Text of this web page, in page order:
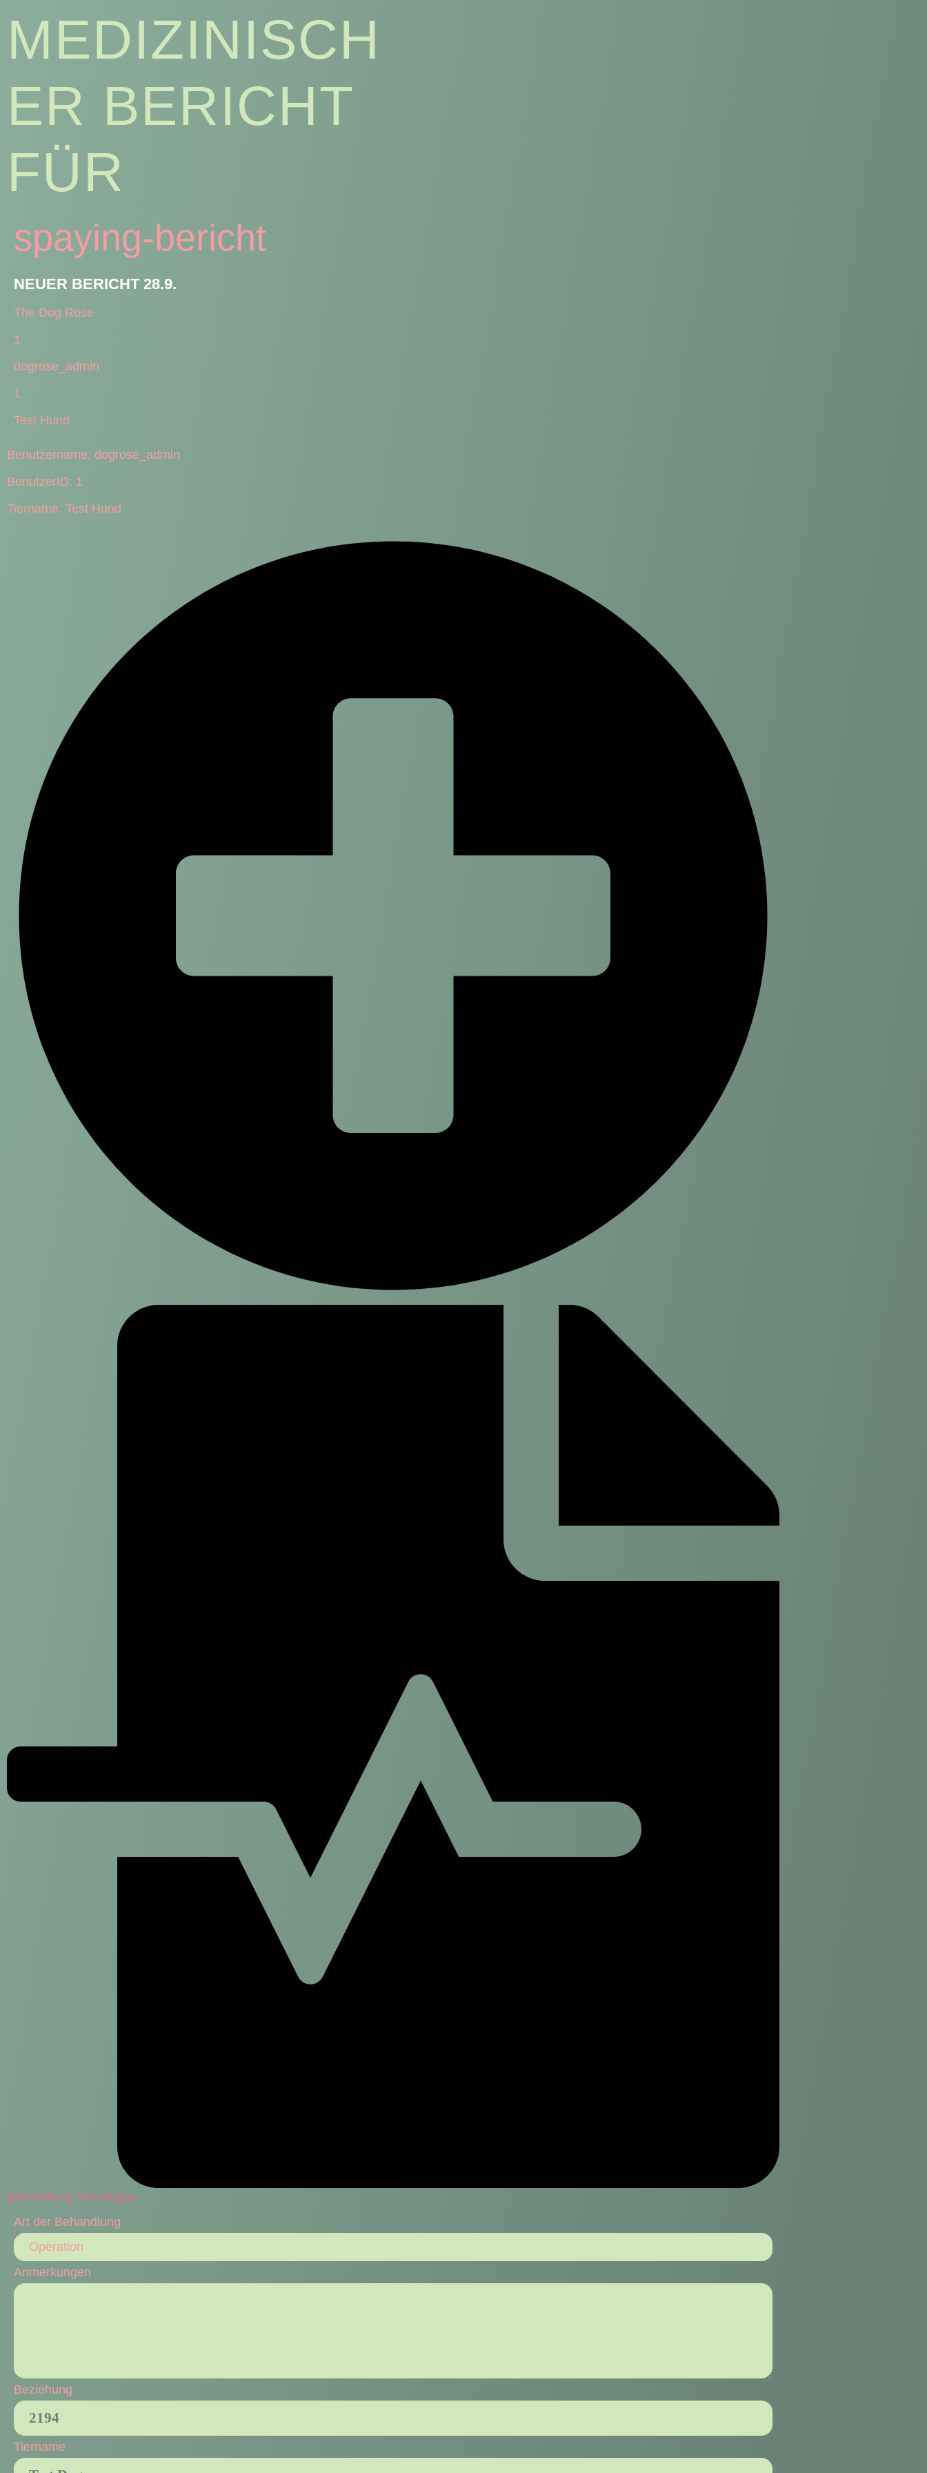
MEDIZINISCH
ER BERICHT
FÜR
spaying-bericht
NEUER BERICHT 28.9.
The Dog Rose
1
dogrose_admin
1
Test Hund
Benutzername: dogrose_admin
BenutzerID: 1
Tiername: Test Hund
Behandlung hinzufügen
Art der Behandlung
Anmerkungen
Beziehung
Tiername